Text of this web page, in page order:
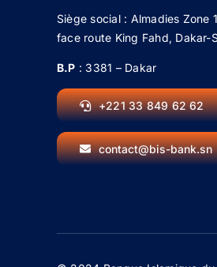
Siège social : Almadies Zone
face route King Fahd, Dakar-
B.P : 3381 – Dakar
+221 33 849 62 62
contact@bis-bank.sn